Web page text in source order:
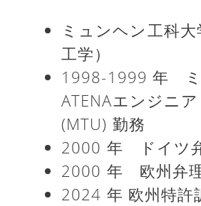
ミュンヘン工科
工学）
1998-1999 年
ATENAエンジニ
(MTU) 勤務
2000 年 ドイツ
2000 年 欧州弁
2024 年 欧州特許